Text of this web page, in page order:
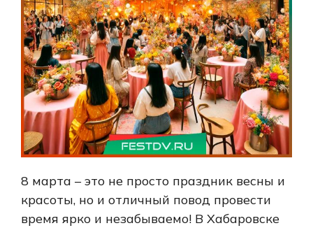
8 марта – это не просто праздник весны и
красоты, но и отличный повод провести
время ярко и незабываемо! В Хабаровске